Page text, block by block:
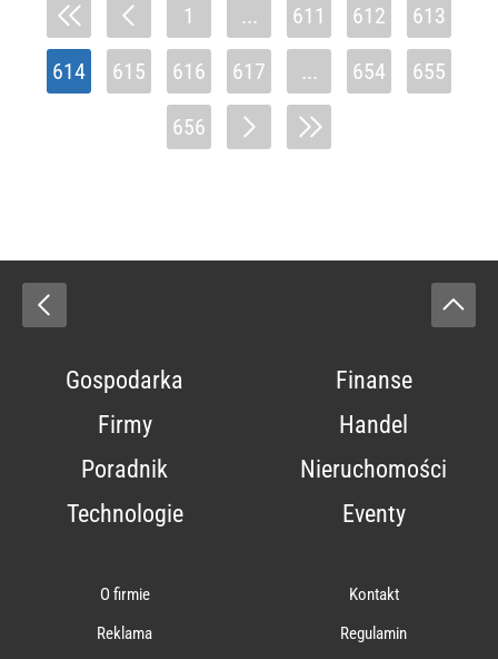
1 ... 611 612 613
614 615 616 617 ... 654 655
656
Gospodarka
Finanse
Firmy
Handel
Poradnik
Nieruchomości
Technologie
Eventy
O firmie
Kontakt
Reklama
Regulamin